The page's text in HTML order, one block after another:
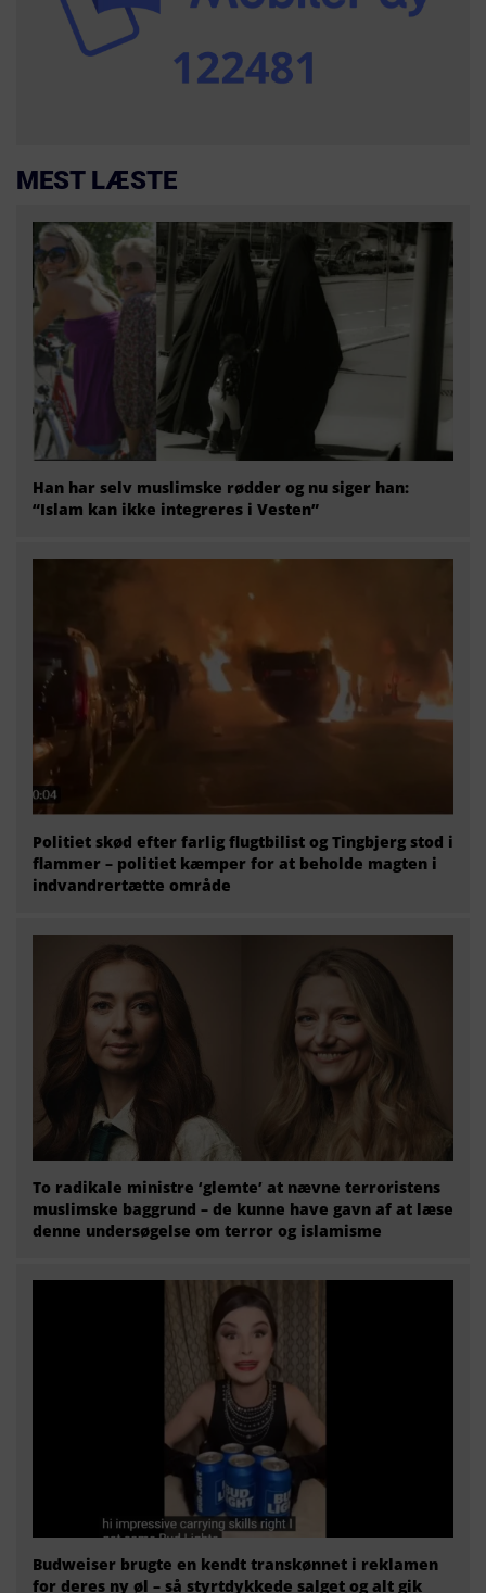
MEST LÆSTE
Han har selv muslimske rødder og nu siger han:
“Islam kan ikke integreres i Vesten”
Politiet skød efter farlig flugtbilist og Tingbjerg stod i
flammer – politiet kæmper for at beholde magten i
indvandrertætte område
To radikale ministre ‘glemte’ at nævne terroristens
muslimske baggrund – de kunne have gavn af at læse
denne undersøgelse om terror og islamisme
Budweiser brugte en kendt transkønnet i reklamen
for deres ny øl – så styrtdykkede salget og alt gik